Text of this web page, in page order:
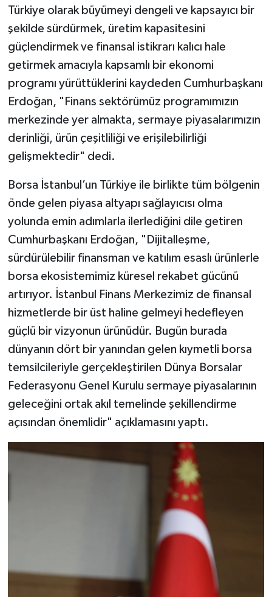
Türkiye olarak büyümeyi dengeli ve kapsayıcı bir
şekilde sürdürmek, üretim kapasitesini
güçlendirmek ve finansal istikrarı kalıcı hale
getirmek amacıyla kapsamlı bir ekonomi
programı yürüttüklerini kaydeden Cumhurbaşkanı
Erdoğan, "Finans sektörümüz programımızın
merkezinde yer almakta, sermaye piyasalarımızın
derinliği, ürün çeşitliliği ve erişilebilirliği
gelişmektedir" dedi.
Borsa İstanbul’un Türkiye ile birlikte tüm bölgenin
önde gelen piyasa altyapı sağlayıcısı olma
yolunda emin adımlarla ilerlediğini dile getiren
Cumhurbaşkanı Erdoğan, "Dijitalleşme,
sürdürülebilir finansman ve katılım esaslı ürünlerle
borsa ekosistemimiz küresel rekabet gücünü
artırıyor. İstanbul Finans Merkezimiz de finansal
hizmetlerde bir üst haline gelmeyi hedefleyen
güçlü bir vizyonun ürünüdür. Bugün burada
dünyanın dört bir yanından gelen kıymetli borsa
temsilcileriyle gerçekleştirilen Dünya Borsalar
Federasyonu Genel Kurulu sermaye piyasalarının
geleceğini ortak akıl temelinde şekillendirme
açısından önemlidir" açıklamasını yaptı.